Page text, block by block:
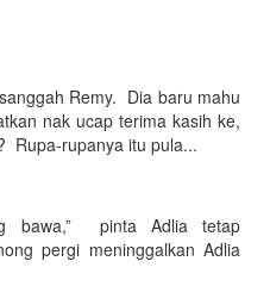
Remy. Dia baru mahu
nak ucap terima kasih ke,
Rupa-rupanya itu pula...
bawa,” pinta Adlia tetap
pergi meninggalkan Adlia